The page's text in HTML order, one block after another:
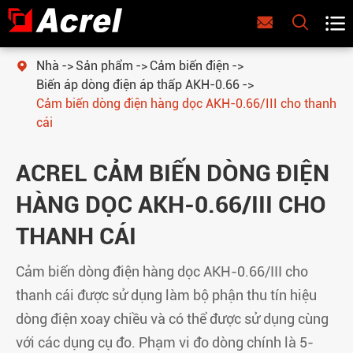
  
 Nhà Sản phẩm
Cảm biến điện
Biến áp dòng điện áp thấp AKH-0.66
Cảm biến dòng điện hàng dọc AKH-0.66/III cho thanh
cái
ACREL CẢM BIẾN DÒNG ĐIỆN
HÀNG DỌC AKH-0.66/III CHO
THANH CÁI
Cảm biến dòng điện hàng dọc AKH-0.66/III cho
thanh cái được sử dụng làm bộ phận thu tín hiệu
dòng điện xoay chiều và có thể được sử dụng cùng
với các dụng cụ đo. Phạm vi đo dòng chính là 5-